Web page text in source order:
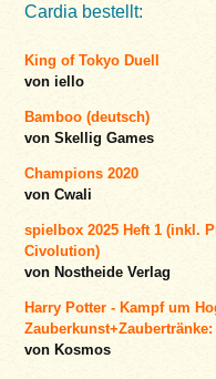
Cardia bestellt:
King of Tokyo Duell
von iello
Bamboo (deutsch)
von Skellig Games
Champions 2020
von Cwali
spielbox 2025 Heft 1 (inkl.
Civolution)
von Nostheide Verlag
Harry Potter - Kampf um
von Kosmos